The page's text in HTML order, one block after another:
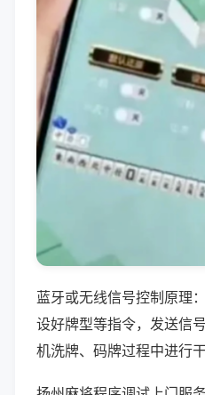
蓝牙或无线信号控制原理
设好牌型等指令，发送信
机洗牌、码牌过程中进行